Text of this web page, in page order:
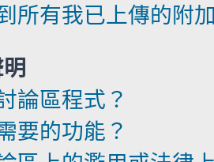
所有我已上傳的附
論區程式？
要的功能？